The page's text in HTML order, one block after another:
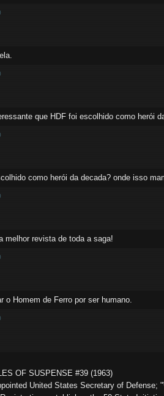
que HDF foi escolhido como herói
como herói da decada? onde isso
melhor revista de toda a saga!
o Homem de Ferro por ser humano.
OF SUSPENSE #39 (1963)
United States Secretary of Defense;